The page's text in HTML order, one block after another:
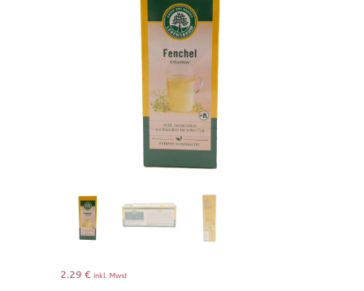
2.29 € inkl. Mwst